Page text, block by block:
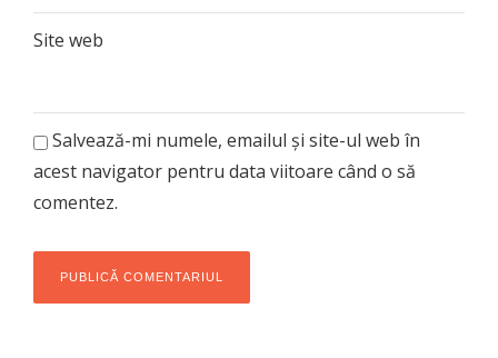
Site web
Salvează-mi numele, emailul și site-ul web în
acest navigator pentru data viitoare când o să
comentez.